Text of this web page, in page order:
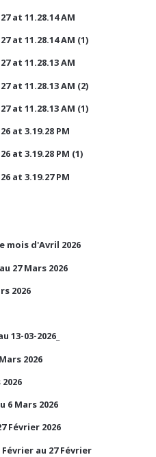
at 11.28.14 AM
at 11.28.14 AM (1)
at 11.28.13 AM
at 11.28.13 AM (2)
at 11.28.13 AM (1)
at 3.19.28 PM
at 3.19.28 PM (1)
at 3.19.27 PM
mois d'Avril 2026
27 Mars 2026
2026
13-03-2026_
2026
6 Mars 2026
Février 2026
au 27 Février